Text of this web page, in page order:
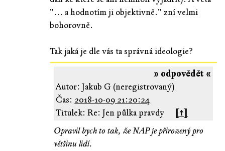
"... a hodnotím ji objektivně." zní velmi
bohorovně.
Tak jaká je dle vás ta správná ideologie?
» odpovědět «
Autor: Jakub G (neregistrovaný)
Čas: 2018-10-09 21:20:24
Titulek: Re: Jen půlka pravdy
[↑]
Opravil bych to tak, že NAP je přirozený pro
většinu lidí.